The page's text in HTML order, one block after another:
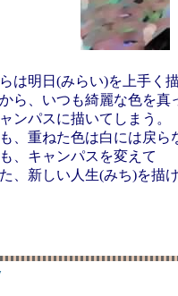
は明日(みらい)を上手く
ら、いつも綺麗な色を真
ンパスに描いてしまう。
、重ねた色は白には戻ら
、キャンパスを変えて
、新しい人生(みち)を描